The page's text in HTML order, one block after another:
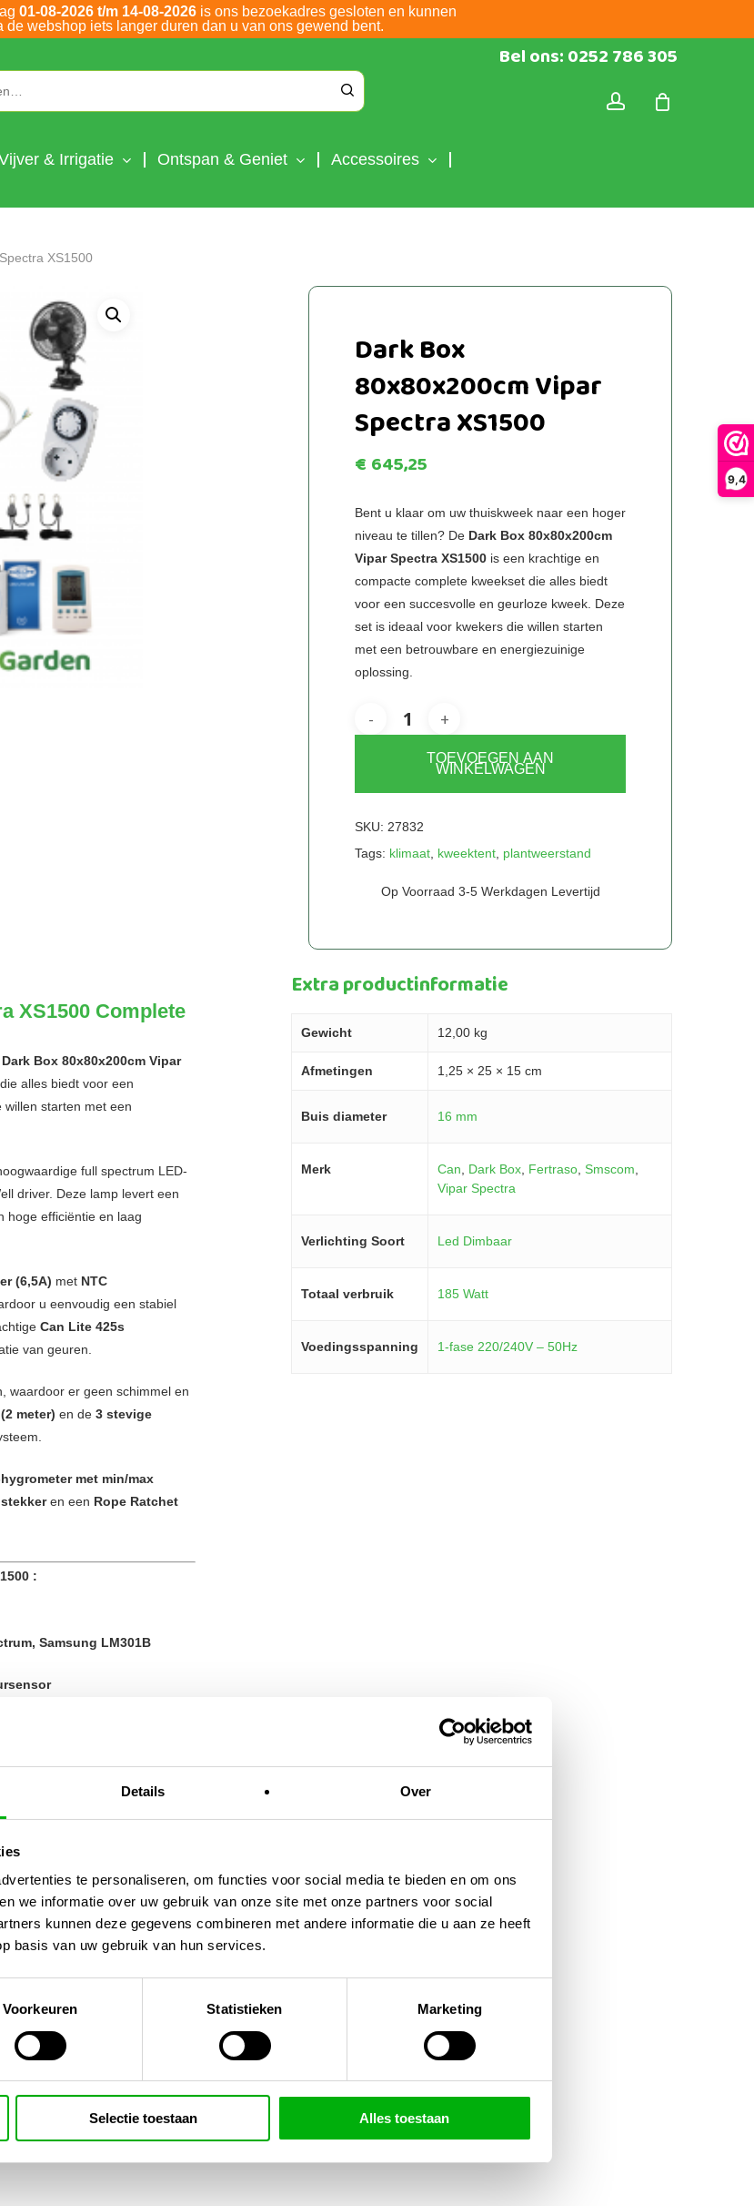
Details Over
te personaliseren, om functies voor social media te bieden en om ons
we informatie over uw gebruik van onze site met onze partners voor social
kunnen deze gegevens combineren met andere informatie die u aan ze heeft
basis van uw gebruik van hun services.
Voorkeuren Statistieken Marketing
Selectie toestaan Alles toestaan
9,4
01-08-2026 t/m 14-08-2026is ons bezoekadres gesloten en kunnen
de webshop iets langer duren dan u van ons gewend bent.
Bel ons: 0252 786 305
& Irrigatie Ontspan & Geniet Accessoires
XS1500
Dark Box
80x80x200cm Vipar
Spectra XS1500
€ 645,25
Bent u klaar om uw thuiskweek naar een hoger
niveau te tillen? De Dark Box 80x80x200cm
Vipar Spectra XS1500 is een krachtige en
compacte complete kweekset die alles biedt
voor een succesvolle en geurloze kweek. Deze
set is ideaal voor kwekers die willen starten
met een betrouwbare en energiezuinige
oplossing.
TOEVOEGEN AAN
WINKELWAGEN
SKU: 27832
Tags: klimaat kweektent plantweerstand
Op Voorraad 3-5 Werkdagen Levertijd
XS1500 Complete
Dark Box 80x80x200cm Vipar
alles biedt voor een
willen starten met een
full spectrum LED-
driver. Deze lamp levert een
hoge efficiëntie en laag
(6,5A) met NTC
u eenvoudig een stabiel
Can Lite 425s
van geuren.
waardoor er geen schimmel en
meter) en de 3 stevige
met min/max
en een Rope Ratchet
:
Samsung LM301B
de-tuin/potten-en-
Extra productinformatie
Gewicht 12,00 kg
Afmetingen 1,25 × 25 × 15 cm
Buis diameter 16 mm
Merk Can Dark Box, Fertraso, Smscom
Vipar Spectra
Verlichting Soort Led Dimbaar
Totaal verbruik 185 Watt
Voedingsspanning 1-fase 220/240V – 50Hz